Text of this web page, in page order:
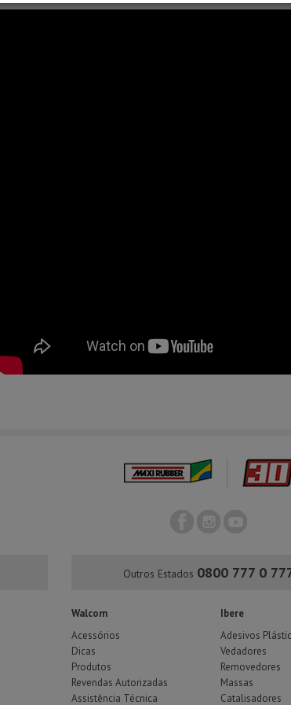
Outros Estados 0800 777 0
Walcom
Acessórios
Dicas
Produtos
Revendas Autorizadas
Assistência Técnica
Ibere
Adesivos
Vedadores
Removedores
Massas
Catalisadores